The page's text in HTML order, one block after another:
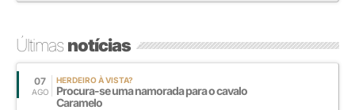
Últimasnotícias
07
AGO
HERDEIRO À VISTA?
Procura-se uma namorada para o cavalo
Caramelo